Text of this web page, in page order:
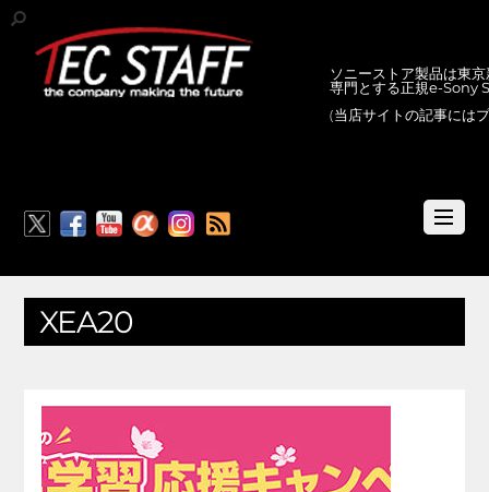
ソニーストア製品は東
専門とする正規e-Sony
(当店サイトの記事には
XEA20